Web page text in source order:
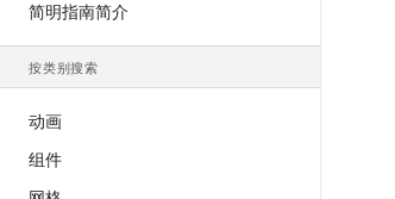
简明指南简介
按类别搜索
动画
组件